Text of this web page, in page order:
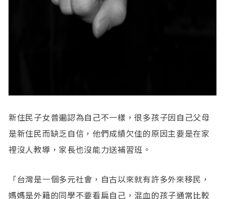
新住民子女普遍認為自己不一樣，很多孩子因自己父母
是新住民而缺乏自信，他們成績欠佳的原因主要是在家
裡沒人教導，家長也沒能力送補習班。
「台灣是一個多元社會，自古以來就有許多外來移民，
媽媽是外籍的同學不要看扁自己，混血的孩子通常比較